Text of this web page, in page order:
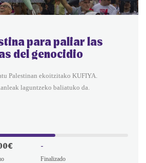
para paliar las
del genocidio
Palestinan ekoitzitako KUFIYA.
laguntzeko baliatuko da.
-
Finalizado